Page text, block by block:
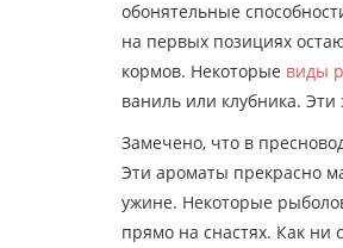
обонятельные
на первых позициях
кормов. Некоторые виды
ваниль или клубника.
Замечено, что в
Эти ароматы прекрасно
ужине. Некоторые
прямо на снастях. Как ни